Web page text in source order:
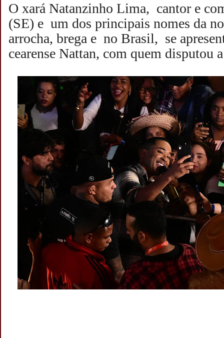
O xará Natanzinho Lima, cantor e
(SE) e um dos principais nomes da
arrocha, brega e no Brasil, se
cearense Nattan, com quem disputou